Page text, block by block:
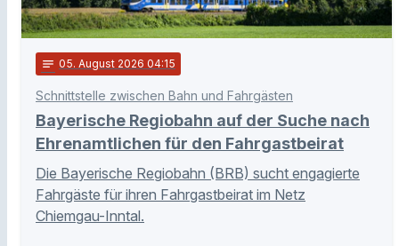
notes 05. August 2026 04:15
Schnittstelle zwischen Bahn und Fahrgästen
Bayerische Regiobahn auf der Suche nach
Ehrenamtlichen für den Fahrgastbeirat
Die Bayerische Regiobahn (BRB) sucht engagierte
Fahrgäste für ihren Fahrgastbeirat im Netz
Chiemgau-Inntal.